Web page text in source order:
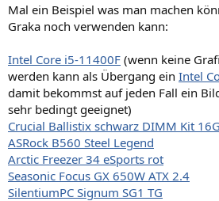
Mal ein Beispiel was man machen
Graka noch verwenden kann:
Intel Core i5-11400F (wenn keine
werden kann als Übergang ein Intel
damit bekommst auf jeden Fall ein
sehr bedingt geeignet)
Crucial Ballistix schwarz DIMM Kit
ASRock B560 Steel Legend
Arctic Freezer 34 eSports rot
Seasonic Focus GX 650W ATX 2.4
SilentiumPC Signum SG1 TG